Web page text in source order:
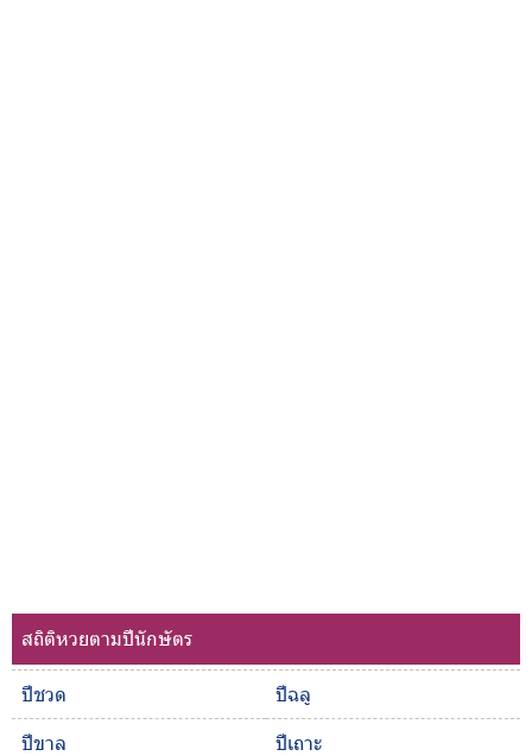
สถิติหวยตามปีนักษัตร
ปีชวด
ปีฉลู
ปีขาล
ปีเถาะ